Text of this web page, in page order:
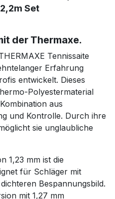
Set
der Thermaxe.
Tennissaite
Erfahrung
entwickelt. Dieses
Polyestermaterial
aus
und Kontrolle. Durch ihre
sie unglaubliche
1,23 mm ist die
für Schläger mit
Bespannungsbild.
mit 1,27 mm